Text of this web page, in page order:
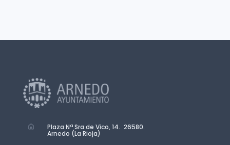
Plaza Nª Sra de Vico, 14. 26580.
Arnedo (La Rioja)